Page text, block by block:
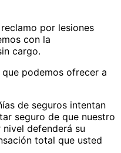
por lesiones
con la
cargo.
podemos ofrecer a
de seguros intentan
seguro de que nuestro
defenderá su
total que usted